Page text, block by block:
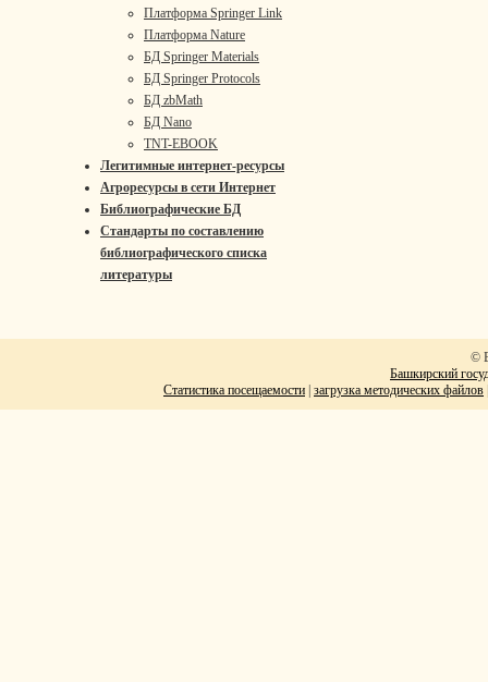
Платформа Springer Link
Платформа Nature
БД Springer Materials
БД Springer Protocols
БД zbMath
БД Nano
TNT-EBOOK
Легитимные интернет-ресурсы
Агроресурсы в сети Интернет
Библиографические БД
Стандарты по составлению
библиографического списка
литературы
©
Башкирский
Статистика посещаемости загрузка методических файлов